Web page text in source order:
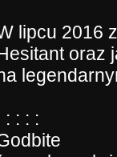
lipcu 2016
oraz
: : : :